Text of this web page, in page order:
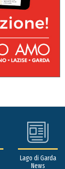
Lago di Garda
News